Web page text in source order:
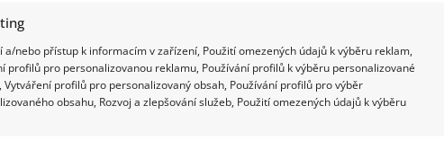
a/nebo přístup k informacím v zařízení, Použití omezených údajů k výběru reklam,
profilů pro personalizovanou reklamu, Používání profilů k výběru personalizované
Vytváření profilů pro personalizovaný obsah, Používání profilů pro výběr
obsahu, Rozvoj a zlepšování služeb, Použití omezených údajů k výběru